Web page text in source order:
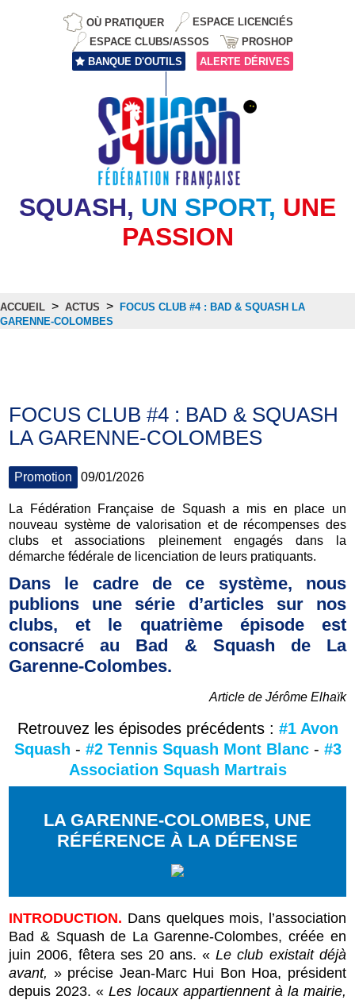
OÙ PRATIQUER
ESPACE LICENCIÉS
ESPACE CLUBS/ASSOS
PROSHOP
BANQUE D'OUTILS
ALERTE DÉRIVES
SQUASH, UN SPORT, UNE
PASSION
ACCUEIL > ACTUS > FOCUS CLUB #4 : BAD & SQUASH LA
GARENNE-COLOMBES
FOCUS CLUB #4 : BAD & SQUASH
LA GARENNE-COLOMBES
Promotion 09/01/2026
La Fédération Française de Squash a mis en place un
nouveau système de valorisation et de récompenses des
clubs et associations pleinement engagés dans la
démarche fédérale de licenciation de leurs pratiquants.
Dans le cadre de ce système, nous
publions une série d’articles sur nos
clubs, et le quatrième épisode est
consacré au Bad & Squash de La
Garenne-Colombes.
Article de Jérôme Elhaïk
Retrouvez les épisodes précédents : #1 Avon
Squash - #2 Tennis Squash Mont Blanc - #3
Association Squash Martrais
LA GARENNE-COLOMBES, UNE
RÉFÉRENCE À LA DÉFENSE
INTRODUCTION. Dans quelques mois, l’association
Bad & Squash de La Garenne-Colombes, créée en
juin 2006, fêtera ses 20 ans. «Le club existait déjà
avant, » précise Jean-Marc Hui Bon Hoa, président
depuis 2023. «Les locaux appartiennent à la mairie,